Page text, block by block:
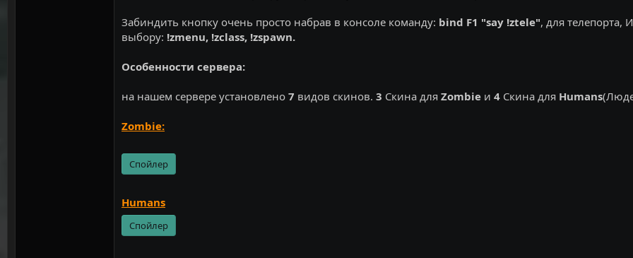
Забиндить кнопку очень просто набрав в консоле команду: bind F1 "say !ztele", для телепорта,
выбору: !zmenu, !zclass, !zspawn.
Особенности сервера:
на нашем сервере установлено 7 видов скинов. 3 Скина для Zombie и 4 Скина для Humans
Zombie:
Спойлер
Humans
Спойлер